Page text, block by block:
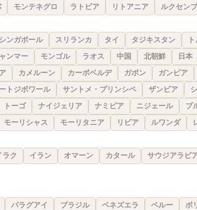
モンテネグロ ラトビア リトアニア ルクセン
シンガポール スリランカ タイ タジキスタン
ンマー モンゴル ラオス 中国 北朝鮮 日本
カメルーン カーボベルデ ガボン ガンビア
トジボワール サントメ・プリンシペ ザンビア
トーゴ ナイジェリア ナミビア ニジェール ブ
モーリシャス モーリタニア リビア ルワンダ
ラク イラン オマーン カタール サウジアラビ
パラグアイ ブラジル ベネズエラ ペルー ボ